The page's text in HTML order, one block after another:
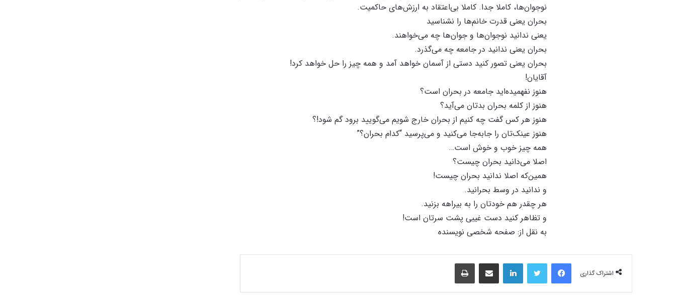
نوجوان‌ها، کاملا جدا. کاملا بی‌اعتقاد به ارزش‌های حاکمیت.
بحران یعنی قدرت خانم‌ها را نشناسید
یعنی ندانید نوجوان‌ها و جوان‌ها چه می‌خواهند.
بحران یعنی ندانید در جامعه چه می‌گذرد.
بحران یعنی تصور کنید دستی از آسمان خواهد آمد و همه چیز را حل خواهد کرد!
آقایان!
هنوز نفهمیده‌اید جامعه در بحران است؟
هنوز از کلمه بحران بدتان می‌آید؟
هنوز هر کس گفت چه کنیم از بحران خارج شویم می‌گویید برود گم شود!؟
هنوز عینک‌تان را جابه‌جا می‌کنید و می‌پرسید “کدام بحران؟”
همه چیز خوب و خوش است…
اصلا می‌دانید بحران چیست؟
همین‌که اصلا ندانید بحران چیست!
و ندانید در وسط بحرانید.
هر چقدر هم خودتان را به بیراهه بزنید.
و تظاهر کنید دست غیبی پشت سرتان است!
به نقل از: صفحه شخصی نویسنده
اشتراک گذاری
فیس بوک لینکدین اشتراک‌گذاری از طریق ایمیل